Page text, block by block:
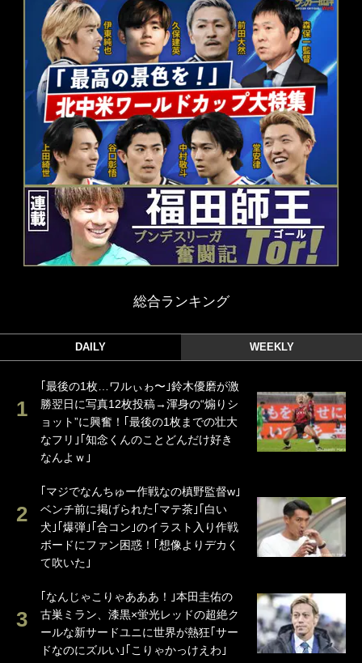
総合ランキング
DAILY WEEKLY
｢最後の1枚…ワルぃゎ〜｣鈴木優磨が激
勝翌日に写真12枚投稿→渾身の“煽りシ
ョット”に興奮！｢最後の1枚までの壮大
なフリ｣｢知念くんのことどんだけ好き
なんよｗ｣
｢マジでなんちゅー作戦なの槙野監督w｣
ベンチ前に掲げられた｢マテ茶｣｢白い
犬｣｢爆弾｣｢合コン｣のイラスト入り作戦
ボードにファン困惑！｢想像よりデカく
て吹いた｣
｢なんじゃこりゃあああ！｣本田圭佑の
古巣ミラン、漆黒×蛍光レッドの超絶ク
ールな新サードユニに世界が熱狂｢サー
ドなのにズルい｣｢こりゃかっけえわ｣